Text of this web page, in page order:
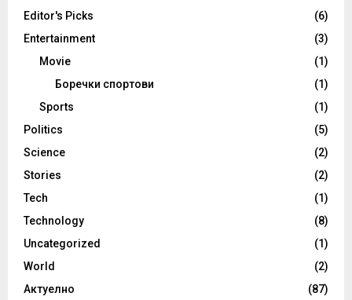
Editor's Picks
(6)
Entertainment
(3)
Movie
(1)
Боречки спортови
(1)
Sports
(1)
Politics
(5)
Science
(2)
Stories
(2)
Tech
(1)
Technology
(8)
Uncategorized
(1)
World
(2)
Актуелно
(87)